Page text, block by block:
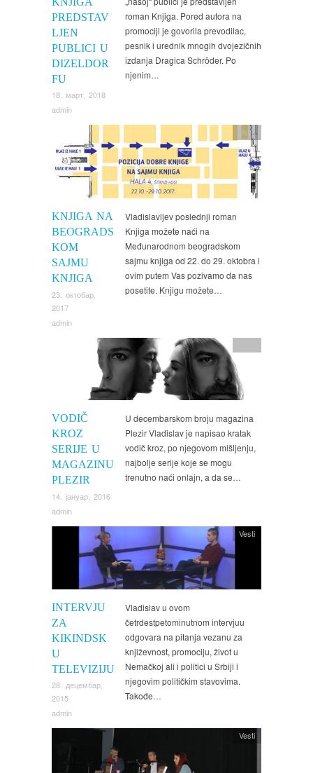
PREDSTAV
LJEN
PUBLICI U
DIZELDOR
FU
18. март, 2018
admin
roman Knjiga. Pored autora na
promociji je govorila prevodilac,
pesnik i urednik mnogih dvojezičnih
izdanja Dragica Schröder. Po
njenim…
KNJIGA NA
BEOGRADS
KOM
SAJMU
KNJIGA
23. октобар,
2017
admin
Vesti
Vladislavljev poslednji roman
Knjiga možete naći na
Međunarodnom beogradskom
sajmu knjiga od 22. do 29. oktobra i
ovim putem Vas pozivamo da nas
posetite. Knjigu možete…
VODIČ
KROZ
SERIJE U
MAGAZINU
PLEZIR
14. јануар, 2016
admin
U decembarskom broju magazina
Plezir Vladislav je napisao kratak
vodič kroz, po njegovom mišljenju,
najbolje serije koje se mogu
trenutno naći onlajn, a da se…
INTERVJU
ZA
KIKINDSK
U
TELEVIZIJU
28. децембар,
2015
admin
Vesti
Vladislav u ovom
četrdestpetominutnom intervjuu
odgovara na pitanja vezanu za
književnost, promociju, život u
Nemačkoj ali i politici u Srbiji i
njegovim političkim stavovima.
Takođe…
Vesti